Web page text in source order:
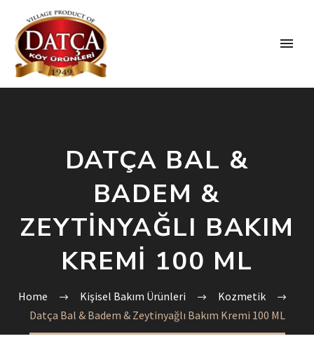
DATÇA BAL &
BADEM &
ZEYTINYAĞLI BAKIM
KREMI 100 ML
Home Kişisel Bakım Ürünleri
Kozmetik
Datça Bal & Badem & Zeytinyağlı Bakım Kremi 100 ML